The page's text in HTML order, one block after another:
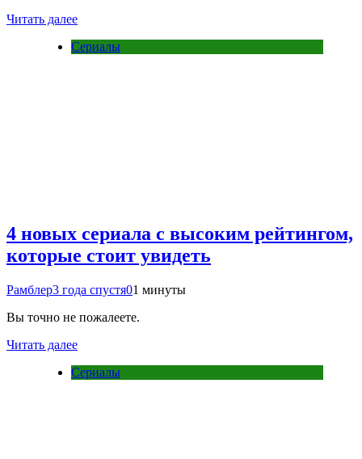
Читать далее
Сериалы
4 новых сериала с высоким рейтингом,
которые стоит увидеть
Рамблер3 года спустя01 минуты
Вы точно не пожалеете.
Читать далее
Сериалы